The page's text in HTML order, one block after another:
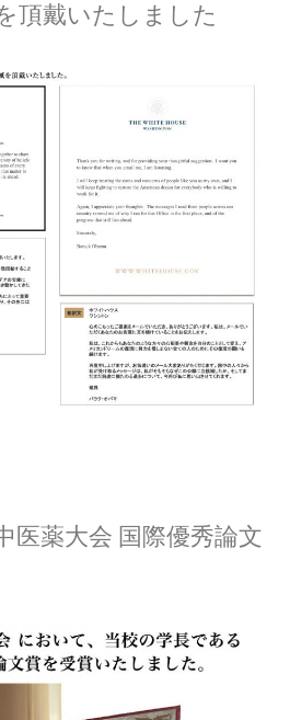
頂戴いたしました
薬大会 国際優秀論文